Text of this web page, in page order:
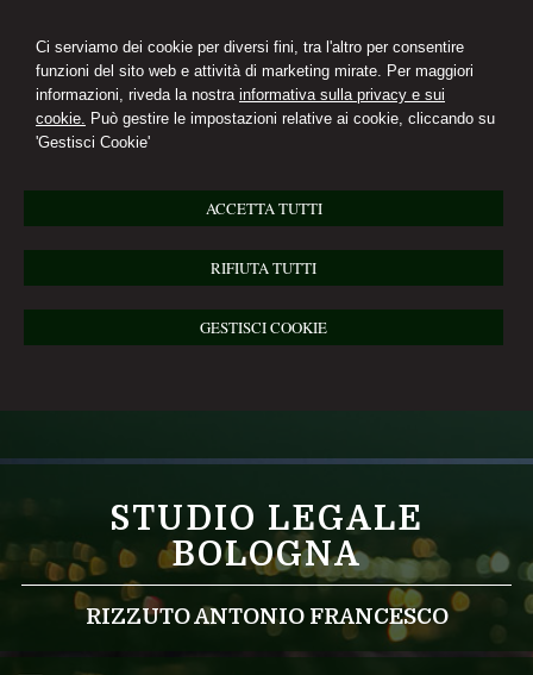
Ci serviamo dei cookie per diversi fini, tra l'altro per consentire
funzioni del sito web e attività di marketing mirate. Per maggiori
informazioni, riveda la nostra informativa sulla privacy e sui
cookie. Può gestire le impostazioni relative ai cookie, cliccando su
'Gestisci Cookie'
ACCETTA TUTTI
RIFIUTA TUTTI
GESTISCI COOKIE
STUDIO LEGALE
BOLOGNA
RIZZUTO ANTONIO FRANCESCO